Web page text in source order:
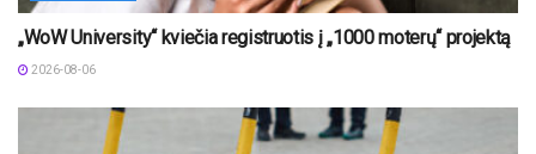
„WoW University“ kviečia registruotis į „1000 moterų“ projektą
2026-08-06